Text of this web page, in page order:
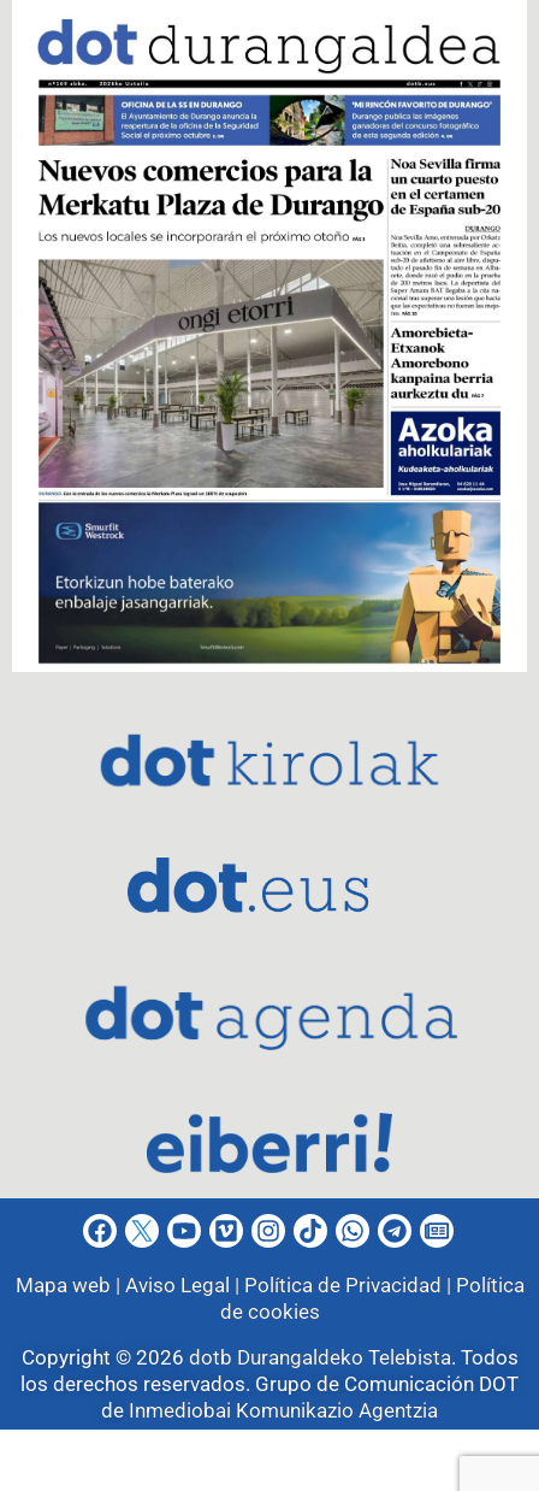
Mapa web | Aviso Legal | Política de Privacidad | Política
de cookies
Copyright © 2026 dotb Durangaldeko Telebista. Todos
los derechos reservados. Grupo de Comunicación DOT
de Inmediobai Komunikazio Agentzia